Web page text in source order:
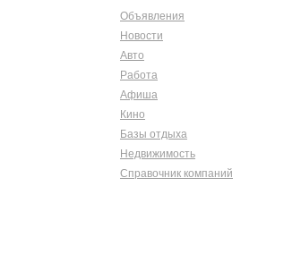
Объявления
Новости
Авто
Работа
Афиша
Кино
Базы отдыха
Недвижимость
Справочник компаний